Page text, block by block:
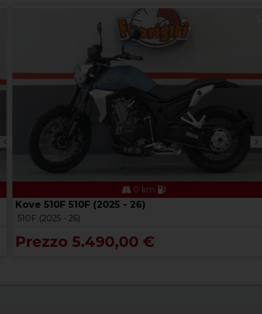
0 km
Kove 510F 510F (2025 - 26)
510F (2025 - 26)
Prezzo 5.490,00 €